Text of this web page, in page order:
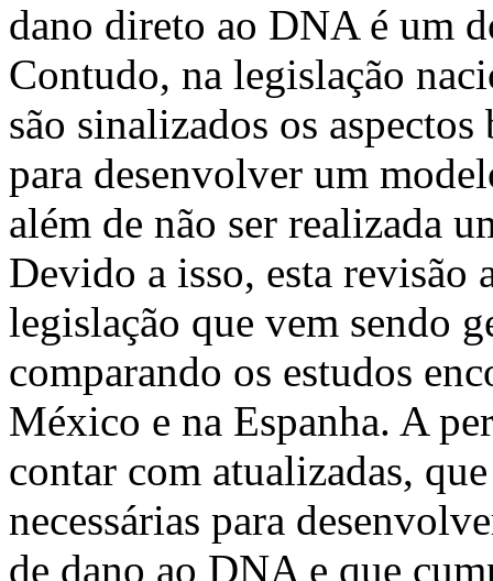
dano direto ao DNA é um
Contudo, na legislação
são sinalizados os
para desenvolver um
além de não ser realizada
Devido a isso, esta revisão
legislação que vem sendo
comparando os estudos
México e na Espanha. A
contar com atualizadas,
necessárias para
de dano ao DNA e que